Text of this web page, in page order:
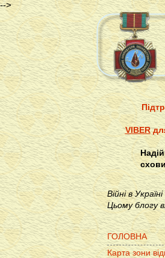
-->
VIBER
Війні в
Цьому блогу
ГОЛОВНА
Карта зони